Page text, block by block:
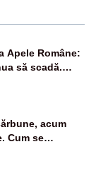
Apele Române:
să scadă.
în 4 zile
acum
Cum se
energetică